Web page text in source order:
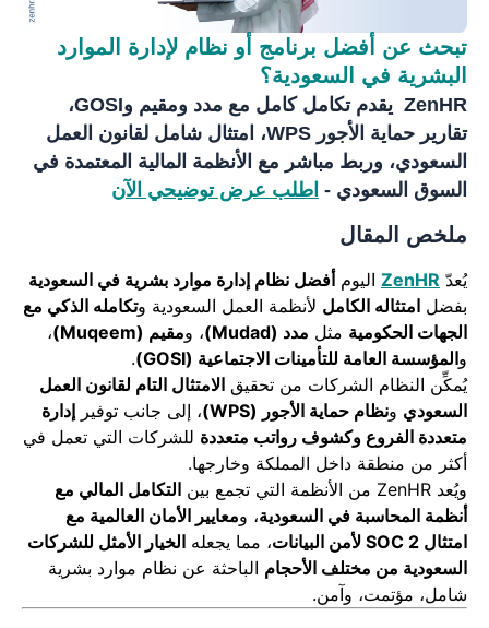
تبحث عن أفضل برنامج أو نظام لإدارة الموارد
البشرية في السعودية؟
ZenHR يقدم تكامل كامل مع مدد ومقيم وGOSI،
تقارير حماية الأجور WPS، امتثال شامل لقانون العمل
السعودي، وربط مباشر مع الأنظمة المالية المعتمدة في
السوق السعودي - اطلب عرض توضيحي الآن
ملخص المقال
يُعدّ ZenHR اليوم أفضل نظام إدارة موارد بشرية في السعودية
بفضل امتثاله الكامل لأنظمة العمل السعودية وتكامله الذكي مع
الجهات الحكومية مثل مدد (Mudad) ، ومقيم (Muqeem)
،
والمؤسسة العامة للتأمينات الاجتماعية (GOSI)
.
يُمكِّن النظام الشركات من تحقيق الامتثال التام لقانون العمل
السعودي ونظام حماية الأجور (WPS) ، إلى جانب توفير إدارة
متعددة الفروع وكشوف رواتب متعددة للشركات التي تعمل في
أكثر من منطقة داخل المملكة وخارجها.
ويُعد ZenHR من الأنظمة التي تجمع بين
التكامل المالي مع
أنظمة المحاسبة في السعودية، ومعايير الأمان العالمية مع
امتثال SOC 2 لأمن البيانات
، مما يجعله الخيار الأمثل للشركات
السعودية من مختلف الأحجام الباحثة عن نظام موارد بشرية
شامل، مؤتمت، وآمن.